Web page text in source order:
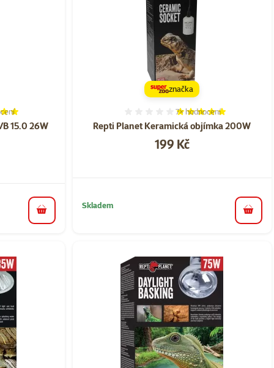
15.0 26W
100%, počet hodnocení: 8
do košíku
Repti Planet Keramická objímka 200W
Hodnocení 100%, počet
7×hodnocení
Cena
199 Kč
značka
Skladem
do